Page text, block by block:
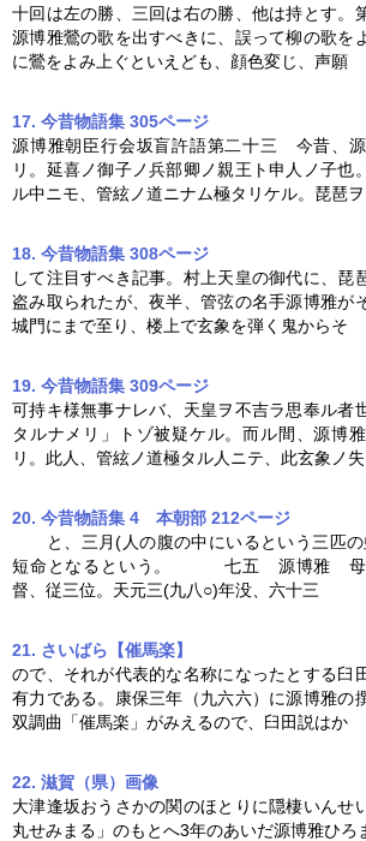
十回は左の勝、三回は右の勝、他は持とす。
源博雅鶯の歌を出すべきに、誤って柳の歌を
に鶯をよみ上ぐといえども、顔色変じ、声願
17. 今昔物語集 305ページ
源博雅朝臣行会坂盲許語第二十三 今昔、
リ。延喜ノ御子ノ兵部卿ノ親王ト申人ノ子也
ル中ニモ、管絃ノ道ニナム極タリケル。琵琶ヲ
18. 今昔物語集 308ページ
して注目すべき記事。村上天皇の御代に、琵
盗み取られたが、夜半、管弦の名手源博雅が
城門にまで至り、楼上で玄象を弾く鬼からそ
19. 今昔物語集 309ページ
可持キ様無事ナレバ、天皇ヲ不吉ラ思奉ル者
タルナメリ」トゾ被疑ケル。而ル間、源博雅
リ。此人、管絃ノ道極タル人ニテ、此玄象ノ失
20. 今昔物語集 4 本朝部 212ページ
と、三月(人の腹の中にいるという三匹の
短命となるという。 七五 源博雅 母
督、従三位。天元三(九八○)年没、六十三
21. さいばら【催馬楽】
ので、それが代表的な名称になったとする臼
有力である。康保三年（九六六）に源博雅の
双調曲「催馬楽」がみえるので、臼田説はか
22. 滋賀（県） 画像
大津逢坂おうさかの関のほとりに隠棲いんせ
丸せみまる」のもとへ3年のあいだ源博雅ひろ